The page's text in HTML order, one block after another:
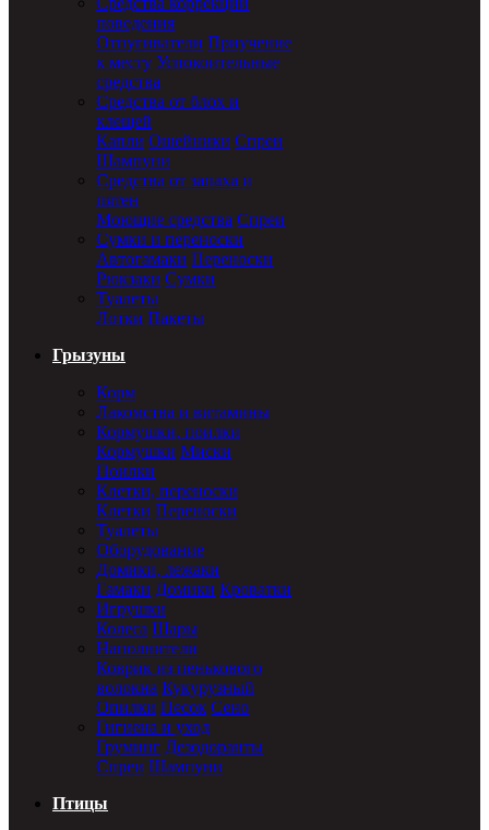
поведения
Отпугиватели Приучение
к месту Успокоительные
средства
Средства от блох и
клещей
Капли Ошейники Спреи
Шампуни
Средства от запаха и
пятен
Моющие средства Спреи
Сумки и переноски
Автогамаки Переноски
Рюкзаки Сумки
Туалеты
Лотки Пакеты
Грызуны
Корм
Лакомства и витамины
Кормушки, поилки
Кормушки Миски
Поилки
Клетки, переноски
Клетки Переноски
Туалеты
Оборудование
Домики, лежаки
Гамаки Домики Кроватки
Игрушки
Колеса Шары
Наполнители
Коврик из пенькового
волокна Кукурузный
Опилки Песок Сено
Гигиена и уход
Груминг Дезодоранты
Спреи Шампуни
Птицы